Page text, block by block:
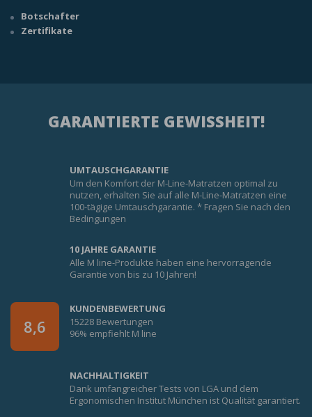
Botschafter
Zertifikate
GARANTIERTE GEWISSHEIT!
UMTAUSCHGARANTIE
Um den Komfort der M-Line-Matratzen optimal zu
nutzen, erhalten Sie auf alle M-Line-Matratzen eine
100-tägige Umtauschgarantie. * Fragen Sie nach den
Bedingungen
10 JAHRE GARANTIE
Alle M line-Produkte haben eine hervorragende
Garantie von bis zu 10 Jahren!
8,6
KUNDENBEWERTUNG
15228 Bewertungen
96% empfiehlt M line
NACHHALTIGKEIT
Dank umfangreicher Tests von LGA und dem
Ergonomischen Institut München ist Qualität garantiert.